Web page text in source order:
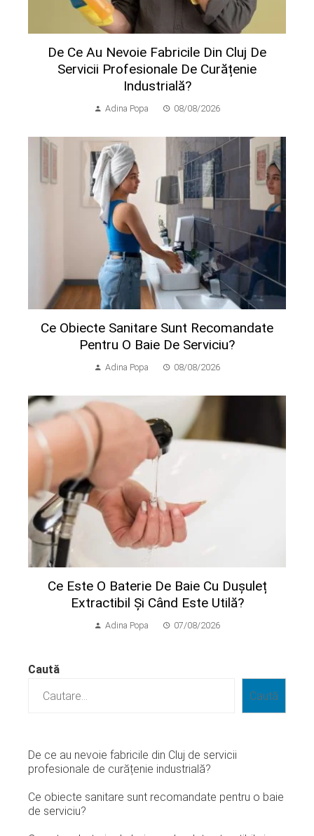
De Ce Au Nevoie Fabricile Din Cluj De
Servicii Profesionale De Curățenie
Industrială?
Adina Popa 08/08/2026
Ce Obiecte Sanitare Sunt Recomandate
Pentru O Baie De Serviciu?
Adina Popa 08/08/2026
Ce Este O Baterie De Baie Cu Dușuleț
Extractibil Și Când Este Utilă?
Adina Popa 07/08/2026
Caută
Caută
De ce au nevoie fabricile din Cluj de servicii
profesionale de curățenie industrială?
Ce obiecte sanitare sunt recomandate pentru o baie
de serviciu?